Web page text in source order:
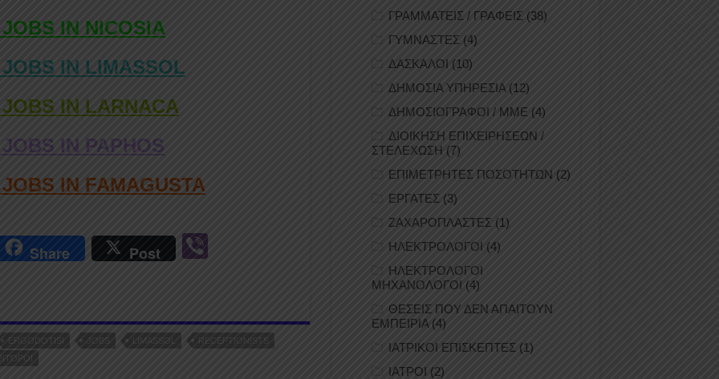
IN NICOSIA
IN LIMASSOL
IN LARNACA
IN PAPHOS
IN FAMAGUSTA
Share Post
ERGODOTISI JOBS LIMASSOL
RECEPTIONISTS
ΓΡΑΜΜΑΤΕΙΣ / ΓΡΑΦΕΙΣ (38)
ΓΥΜΝΑΣΤΕΣ (4)
ΔΑΣΚΑΛΟΙ (10)
ΔΗΜΟΣΙΑ ΥΠΗΡΕΣΙΑ (12)
ΔΗΜΟΣΙΟΓΡΑΦΟΙ / ΜΜΕ (4)
ΔΙΟΙΚΗΣΗ ΕΠΙΧΕΙΡΗΣΕΩΝ /
ΣΤΕΛΕΧΩΣΗ (7)
ΕΠΙΜΕΤΡΗΤΕΣ ΠΟΣΟΤΗΤΩΝ (2)
ΕΡΓΑΤΕΣ (3)
ΖΑΧΑΡΟΠΛΑΣΤΕΣ (1)
ΗΛΕΚΤΡΟΛΟΓΟΙ (4)
ΗΛΕΚΤΡΟΛΟΓΟΙ
ΜΗΧΑΝΟΛΟΓΟΙ (4)
ΘΕΣΕΙΣ ΠΟΥ ΔΕΝ ΑΠΑΙΤΟΥΝ
ΕΜΠΕΙΡΙΑ(4)
ΙΑΤΡΙΚΟΙ ΕΠΙΣΚΕΠΤΕΣ (1)
ΙΑΤΡΟΙ (2)